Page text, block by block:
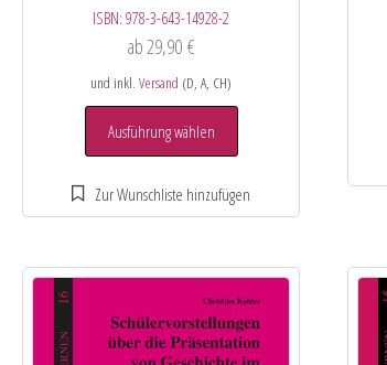
ISBN:978-3-643-14928-2
ab 29,90€
und inkl.Versand (D, A, CH)
Ausführung wählen